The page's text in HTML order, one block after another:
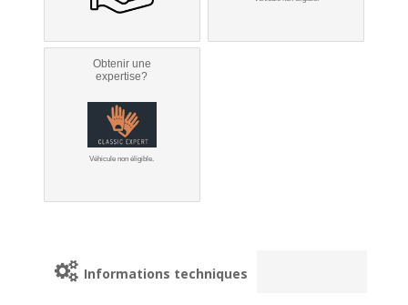
Obtenir une
expertise?
Véhicule non éligible.
Informations techniques